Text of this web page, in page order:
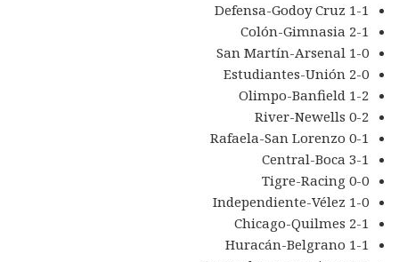
Defensa-Godoy Cruz 1-1
Colón-Gimnasia 2-1
San Martín-Arsenal 1-0
Estudiantes-Unión 2-0
Olimpo-Banfield 1-2
River-Newells 0-2
Rafaela-San Lorenzo 0-1
Central-Boca 3-1
Tigre-Racing 0-0
Independiente-Vélez 1-0
Chicago-Quilmes 2-1
Huracán-Belgrano 1-1